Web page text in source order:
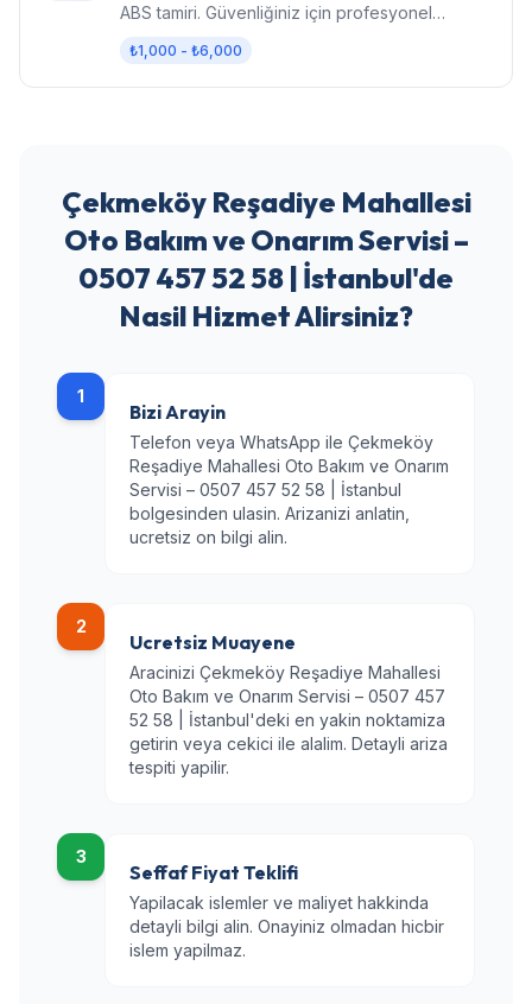
ABS tamiri. Güvenliğiniz için profesyonel
₺1,000 - ₺6,000
Çekmeköy Reşadiye Mahallesi
Oto Bakım ve Onarım Servisi –
0507 457 52 58 | İstanbul'de
Nasil Hizmet Alirsiniz?
1
Bizi Arayin
Telefon veya WhatsApp ile Çekmeköy
Reşadiye Mahallesi Oto Bakım ve Onarım
Servisi – 0507 457 52 58 | İstanbul
bolgesinden ulasin. Arizanizi anlatin,
ucretsiz on bilgi alin.
2
Ucretsiz Muayene
Aracinizi Çekmeköy Reşadiye Mahallesi
Oto Bakım ve Onarım Servisi – 0507 457
52 58 | İstanbul'deki en yakin noktamiza
getirin veya cekici ile alalim. Detayli ariza
tespiti yapilir.
3
Seffaf Fiyat Teklifi
Yapilacak islemler ve maliyet hakkinda
detayli bilgi alin. Onayiniz olmadan hicbir
islem yapilmaz.